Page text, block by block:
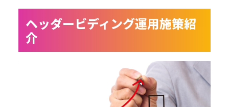
ヘッダービディング運用施策紹
介